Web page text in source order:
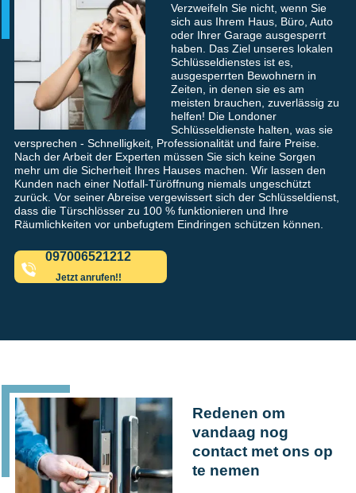
Verzweifeln Sie nicht, wenn Sie
sich aus Ihrem Haus, Büro, Auto
oder Ihrer Garage ausgesperrt
haben. Das Ziel unseres lokalen
Schlüsseldienstes ist es,
ausgesperrten Bewohnern in
Zeiten, in denen sie es am
meisten brauchen, zuverlässig zu
helfen! Die Londoner
Schlüsseldienste halten, was sie
versprechen - Schnelligkeit, Professionalität und faire Preise.
Nach der Arbeit der Experten müssen Sie sich keine Sorgen
mehr um die Sicherheit Ihres Hauses machen. Wir lassen den
Kunden nach einer Notfall-Türöffnung niemals ungeschützt
zurück. Vor seiner Abreise vergewissert sich der Schlüsseldienst,
dass die Türschlösser zu 100 % funktionieren und Ihre
Räumlichkeiten vor unbefugtem Eindringen schützen können.
097006521212
Jetzt anrufen!!
Redenen om
vandaag nog
contact met ons op
te nemen